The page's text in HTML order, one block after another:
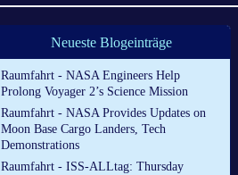
Neueste Blogeinträge
Raumfahrt - NASA Engineers Help
Prolong Voyager 2’s Science Mission
Raumfahrt - NASA Provides Updates on
Moon Base Cargo Landers, Tech
Demonstrations
Raumfahrt - ISS-ALLtag: Thursday